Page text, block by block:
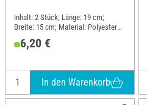
Inhalt: 2 Stück; Länge: 19 cm;
Breite: 15 cm; Material: Polyester
(PES)
6,20 €
In den Warenkorb